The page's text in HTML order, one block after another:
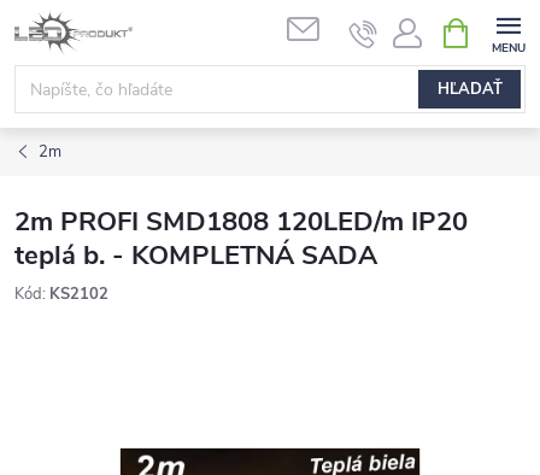
Prejsť
na
obsah
HĽADAŤ
KOŠÍK
2m
2m PROFI SMD1808 120LED/m IP20
teplá b. - KOMPLETNÁ SADA
Kód: KS2102